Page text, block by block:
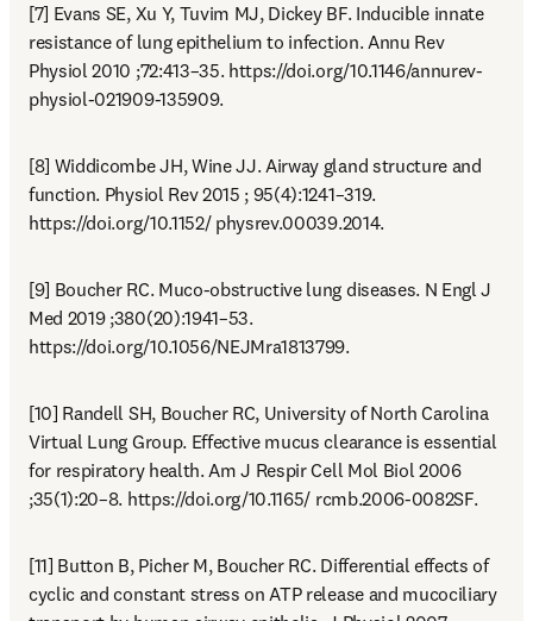
[7] Evans SE, Xu Y, Tuvim MJ, Dickey BF. Inducible innate
resistance of lung epithelium to infection. Annu Rev
Physiol 2010 ;72:413–35. https://doi.org/10.1146/annurev-
physiol-021909-135909.
[8] Widdicombe JH, Wine JJ. Airway gland structure and
function. Physiol Rev 2015 ; 95(4):1241–319.
https://doi.org/10.1152/ physrev.00039.2014.
[9] Boucher RC. Muco-obstructive lung diseases. N Engl J
Med 2019 ;380(20):1941–53.
https://doi.org/10.1056/NEJMra1813799.
[10] Randell SH, Boucher RC, University of North Carolina
Virtual Lung Group. Effective mucus clearance is essential
for respiratory health. Am J Respir Cell Mol Biol 2006
;35(1):20–8. https://doi.org/10.1165/ rcmb.2006-0082SF.
[11] Button B, Picher M, Boucher RC. Differential effects of
cyclic and constant stress on ATP release and mucociliary